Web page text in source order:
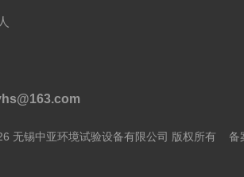
无锡中亚环境试验设备有限公司 版权所有 备